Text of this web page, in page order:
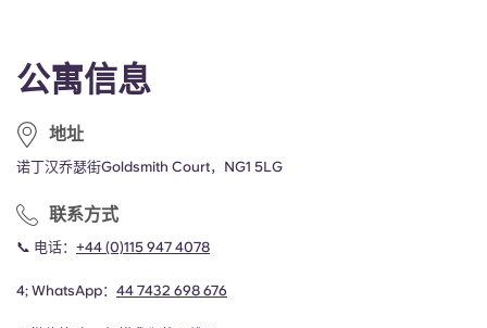
公寓信息
地址
诺丁汉乔瑟街Goldsmith Court，NG1 5LG
联系方式
📞 电话： +44 (0)115 947 4078
4; WhatsApp： 44 7432 698 676